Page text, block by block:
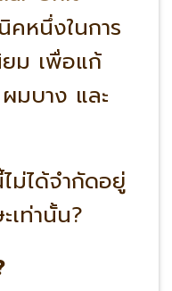
คหนึ่งในการ
ม เพื่อแก้
มบาง และ
ม่ได้จำกัดอยู่
เท่านั้น?